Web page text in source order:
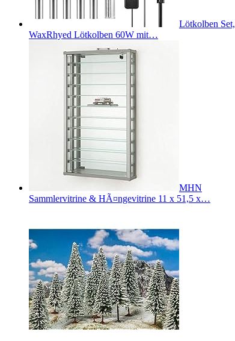
Lötkolben Set,
WaxRhyed Lötkolben 60W mit…
MHN
Sammlervitrine & HÃ¤ngevitrine 11 x 51,5 x…